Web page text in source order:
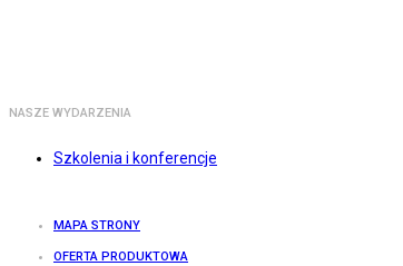
NASZE WYDARZENIA
Szkolenia i konferencje
MAPA STRONY
OFERTA PRODUKTOWA